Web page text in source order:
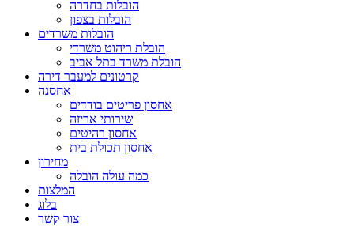
הובלות בחדרה
הובלות בצפון
הובלות משרדים
הובלת ריהוט משרדי
הובלת משרד בתל אביב
קרטונים למעבר דירה
אחסנה
אחסון פריטים בודדים
שירותי אריזה
אחסון רהיטים
אחסון תכולת בית
מחירון
כמה עולה הובלה
המלצות
בלוג
צור קשר